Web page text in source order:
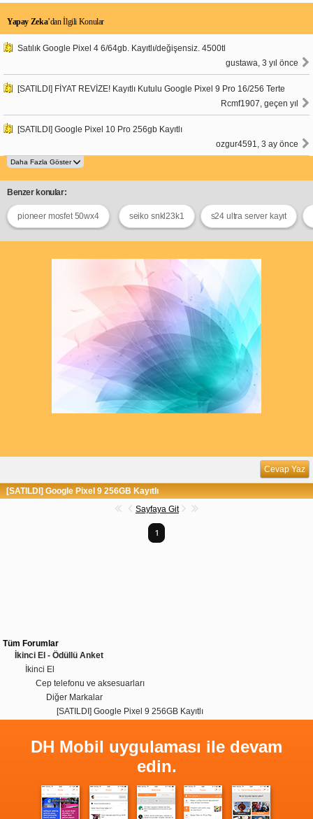
Yapay Zeka’dan İlgili Konular
Satılık Google Pixel 4 6/64gb. Kayıtlı/değişensiz. 4500tl
gustawa, 3 yıl önce
[SATILDI] FİYAT REVİZE! Kayıtlı Kutulu Google Pixel 9 Pro 16/256 Terte
Rcmf1907, geçen yıl
[SATILDI] Google Pixel 10 Pro 256gb Kayıtlı
ozgur4591, 3 ay önce
Benzer konular:
pioneer mosfet 50wx4 seiko snkl23k1 s24 ultra server kayıt
Cevap Yaz
[SATILDI] Google Pixel 9 256GB Kayıtlı
Sayfaya Git
1
Tüm Forumlar
İkinci El - Ödüllü Anket
İkinci El
Cep telefonu ve aksesuarları
Diğer Markalar
[SATILDI] Google Pixel 9 256GB Kayıtlı
DH Mobil uygulaması ile devam
edin.